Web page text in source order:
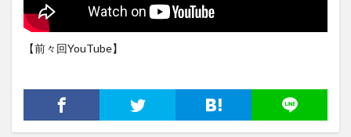
【前々回YouTube】